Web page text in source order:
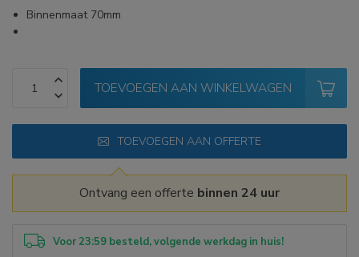
Binnenmaat 70mm
TOEVOEGEN AAN WINKELWAGEN
TOEVOEGEN AAN OFFERTE
Ontvang een offerte binnen 24 uur
Voor 23:59 besteld, volgende werkdag in huis!